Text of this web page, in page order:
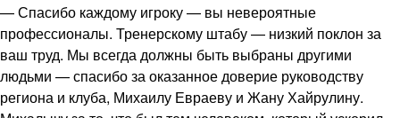
— Спасибо каждому игроку — вы невероятные
профессионалы. Тренерскому штабу — низкий поклон за
ваш труд. Мы всегда должны быть выбраны другими
людьми — спасибо за оказанное доверие руководству
региона и клуба, Михаилу Евраеву и Жану Хайрулину.